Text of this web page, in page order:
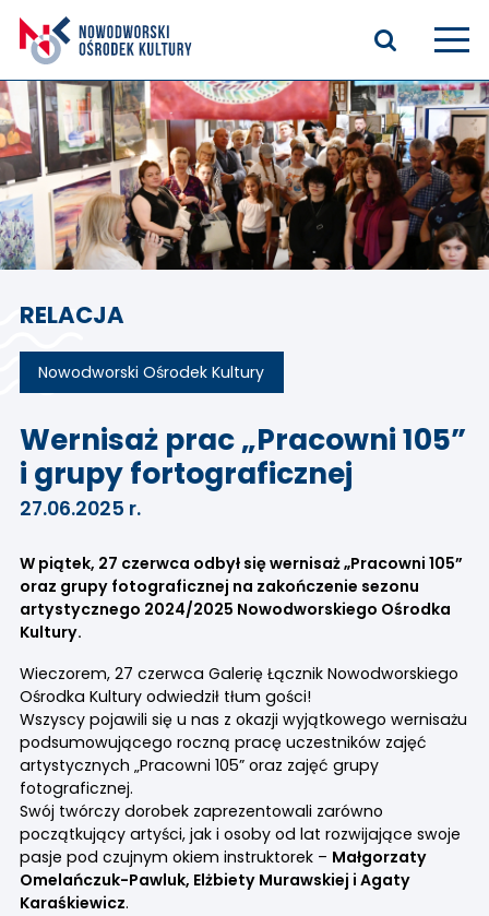
Aktualności
Kasyno Oficerskie
Kino
Bilety
Zajęcia stałe
Kontakt
RELACJA
Nowodworski Ośrodek Kultury
Wernisaż prac „Pracowni 105”
i grupy fortograficznej
27.06.2025 r.
W piątek, 27 czerwca odbył się wernisaż „Pracowni 105”
oraz grupy fotograficznej na zakończenie sezonu
artystycznego 2024/2025 Nowodworskiego Ośrodka
Kultury.
Wieczorem, 27 czerwca Galerię Łącznik Nowodworskiego
Ośrodka Kultury odwiedził tłum gości!
Wszyscy pojawili się u nas z okazji wyjątkowego wernisażu
podsumowującego roczną pracę uczestników zajęć
artystycznych „Pracowni 105” oraz zajęć grupy
fotograficznej.
Swój twórczy dorobek zaprezentowali zarówno
początkujący artyści, jak i osoby od lat rozwijające swoje
pasje pod czujnym okiem instruktorek – Małgorzaty
Omelańczuk-Pawluk, Elżbiety Murawskiej i Agaty
Karaśkiewicz.